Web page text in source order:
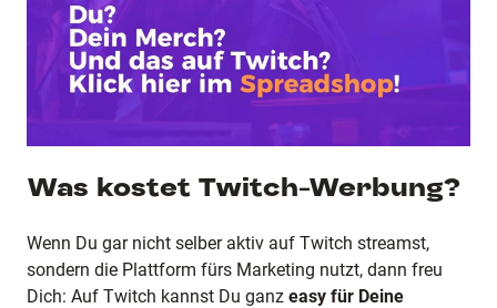
Was kostet Twitch-Werbung?
Wenn Du gar nicht selber aktiv auf Twitch streamst,
sondern die Plattform fürs Marketing nutzt, dann freu
Dich: Auf Twitch kannst Du ganz easy für Deine